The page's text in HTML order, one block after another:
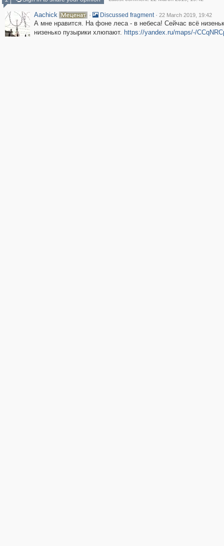
Aachick · Discussed fragment · 22 March 2019, 19:42
А мне нравится. На фоне леса - в небеса! Сейчас всё
низенько пузырики хлюпают. https://yandex.ru/maps/-/